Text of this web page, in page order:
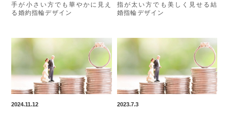
手が小さい方でも華やかに見え
る婚約指輪デザイン
指が太い方でも美しく見せる結
婚指輪デザイン
2024.11.12 2023.7.3